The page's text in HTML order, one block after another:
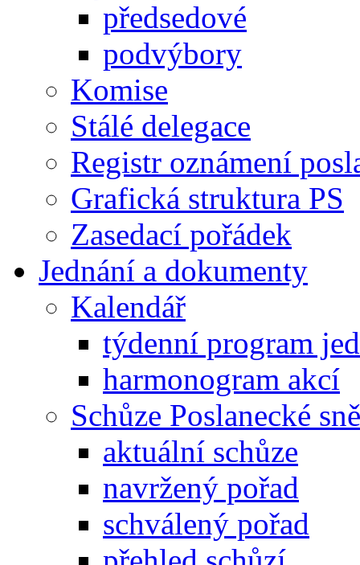
předsedové
podvýbory
Komise
Stálé delegace
Registr oznámení
Grafická struktura PS
Zasedací pořádek
Jednání a dokumenty
Kalendář
týdenní program
harmonogram akcí
Schůze Poslanecké
aktuální schůze
navržený pořad
schválený pořad